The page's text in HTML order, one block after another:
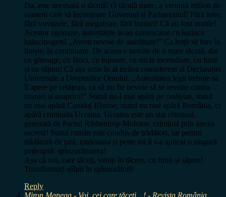
Da, este necesară o tăcută! O tăcută mare, a vreunui milion de
oameni care să înconjoare Guvernul și Parlamentul! Fără tobe,
fără vuvuzele, fără megafoae, fără lozinci! Că au fost inutile!
Acestor zgomote, autoritățile le-au contracarat cu lozinca
halucinogenă „Avem nevoie de stabilitate!” Ca hoții să fure în
liniște, în continuare. De aceea e nevoie de o mare tăcută, dar
cu ghioage, cu lănci, cu topoare, cu sticle incendiare, cu funii
și cu săpun! Că așa scrie în al treilea considerent al Declarației
Universale a Drepturilor Omului: „Autoritatea legii trebuie să
îl apere pe cetățean, ca să nu fie nevoie să se revolte contra
tiraniei și asupririi!” Statul nu-l mai apără pe cetățean, statul
nu mai apără Canalul Bîstroe, statul nu mai apără România, ci
apără criminala Ucraina. Ucraina este un stat criminal,
generată de Pactul Ribbentrop-Molotov, criminal prin anexa
secretă! Statul român este condus de trădători, iar pentru
trădătorii de țară, totdeauna și peste tot li s-a aplicat o singură
pedeapsă: spînzurătoarea!
Așa că voi, care tăceți, veniți în tăcere, cu funii și săpun!
Transformați stîlpii în spînzurători!
Reply
Miron Manega - Voi, cei care tăceți…! - Revista România